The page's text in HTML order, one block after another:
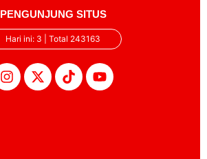
PENGUNJUNG SITUS
Hari ini: 3 | Total 243163